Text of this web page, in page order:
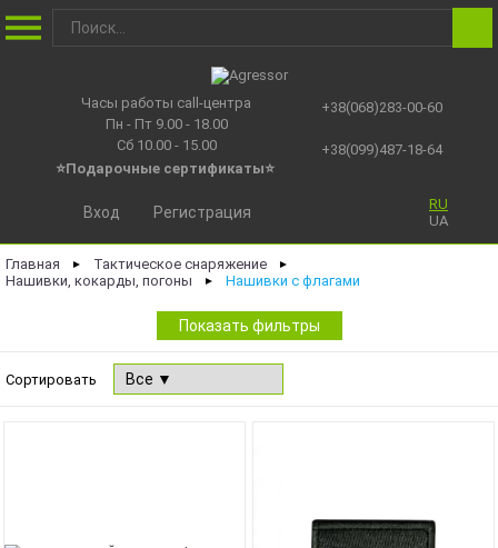
Часы работы call-центра
Пн - Пт 9.00 - 18.00
Сб 10.00 - 15.00
⭐Подарочные сертификаты⭐
+38(068)283-00-60
+38(099)487-18-64
RU
UA
Вход Регистрация
Главная ► Тактическое снаряжение ►
Нашивки, кокарды, погоны ► Нашивки с флагами
Показать фильтры
Сортировать